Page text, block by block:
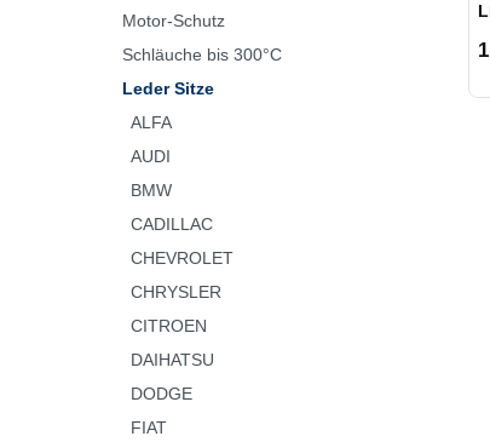
Motor-Schutz
Schläuche bis 300°C
Leder Sitze
ALFA
AUDI
BMW
CADILLAC
CHEVROLET
CHRYSLER
CITROEN
DAIHATSU
DODGE
FIAT